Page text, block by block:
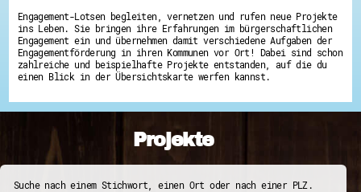
Engagement-Lotsen begleiten, vernetzen und rufen neue Projekte
ins Leben. Sie bringen ihre Erfahrungen im bürgerschaftlichen
Engagement ein und übernehmen damit verschiedene Aufgaben der
Engagementförderung in ihren Kommunen vor Ort! Dabei sind schon
zahlreiche und beispielhafte Projekte entstanden, auf die du
einen Blick in der Übersichtskarte werfen kannst.
Projekte
Suche nach einem Stichwort, einen Ort oder nach einer PLZ.